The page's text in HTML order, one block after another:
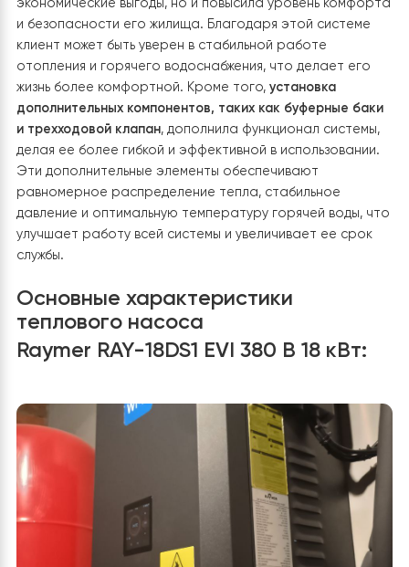
непредвиденных поломок и ремонтов.
Экологическая безопасность:Использование
теплового насоса, который работает на
возобновляемых источников энергии,
снижению углеродного следа и охране
окружающей среды.
Комфортное проживание: Так как тепловой
RAY-18DS1 EVIработает тихо, уровень шума
влияет на комфорт жителей данного дома.
В целом,
установка теплового насоса воздух-вода Raymer
18DS1 EVI 380 В 18 кВт
экономические выгоды, но и повысила уровень
и безопасности его жилища. Благодаря этой
клиент может быть уверен в стабильной работе
дополнительных компонентов, таких как буферные
и трехходовой клапан , дополнила функционал
делая ее более гибкой и эффективной в
Эти дополнительные элементы обеспечивают
равномерное распределение тепла, стабильное
давление и оптимальную температуру горячей воды,
улучшает работу всей системы и увеличивает ее